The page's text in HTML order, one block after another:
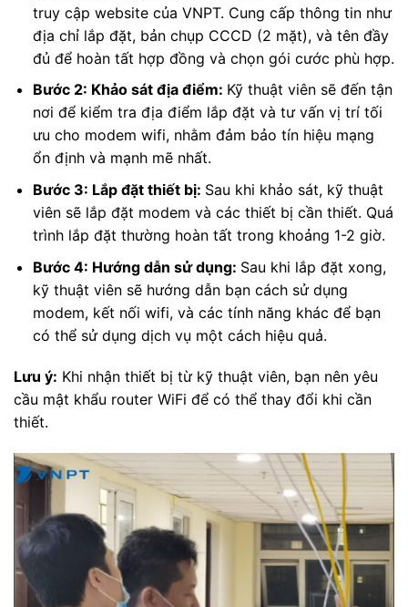
truy cập website của VNPT. Cung cấp thông tin như
địa chỉ lắp đặt, bản chụp CCCD (2 mặt), và tên đầy
đủ để hoàn tất hợp đồng và chọn gói cước phù hợp.
Bước 2: Khảo sát địa điểm: Kỹ thuật viên sẽ đến tận
nơi để kiểm tra địa điểm lắp đặt và tư vấn vị trí tối
ưu cho modem wifi, nhằm đảm bảo tín hiệu mạng
ổn định và mạnh mẽ nhất.
Bước 3: Lắp đặt thiết bị: Sau khi khảo sát, kỹ thuật
viên sẽ lắp đặt modem và các thiết bị cần thiết. Quá
trình lắp đặt thường hoàn tất trong khoảng 1-2 giờ.
Bước 4: Hướng dẫn sử dụng: Sau khi lắp đặt xong,
kỹ thuật viên sẽ hướng dẫn bạn cách sử dụng
modem, kết nối wifi, và các tính năng khác để bạn
có thể sử dụng dịch vụ một cách hiệu quả.
Lưu ý: Khi nhận thiết bị từ kỹ thuật viên, bạn nên yêu
cầu mật khẩu router WiFi để có thể thay đổi khi cần
thiết.